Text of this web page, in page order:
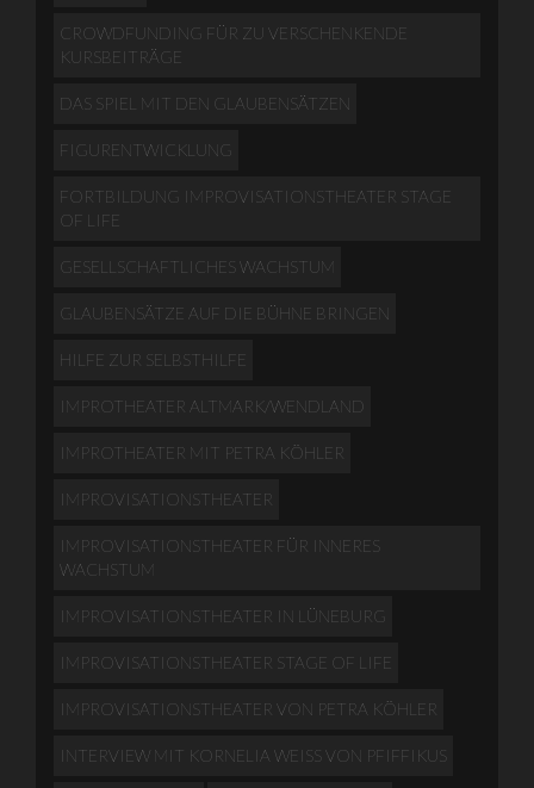
CROWDFUNDING FÜR ZU VERSCHENKENDE
KURSBEITRÄGE
DAS SPIEL MIT DEN GLAUBENSÄTZEN
FIGURENTWICKLUNG
FORTBILDUNG IMPROVISATIONSTHEATER STAGE
OF LIFE
GESELLSCHAFTLICHES WACHSTUM
GLAUBENSÄTZE AUF DIE BÜHNE BRINGEN
HILFE ZUR SELBSTHILFE
IMPROTHEATER ALTMARK/WENDLAND
IMPROTHEATER MIT PETRA KÖHLER
IMPROVISATIONSTHEATER
IMPROVISATIONSTHEATER FÜR INNERES
WACHSTUM
IMPROVISATIONSTHEATER IN LÜNEBURG
IMPROVISATIONSTHEATER STAGE OF LIFE
IMPROVISATIONSTHEATER VON PETRA KÖHLER
INTERVIEW MIT KORNELIA WEISS VON PFIFFIKUS